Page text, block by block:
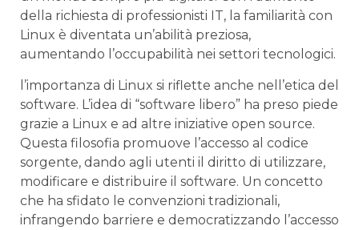
della richiesta di professionisti IT, la familiarità​ con
‍Linux è ​diventata un’abilità‌ preziosa, ​
aumentando l’occupabilità nei settori⁤ tecnologici.
l’importanza di Linux si riflette‌ anche‍ nell’etica del⁤
software. L’idea‍ di “software ‍libero” ha preso ⁣piede​
grazie⁣ a Linux​ e ad⁢ altre iniziative‌ open​ source.
Questa ‌filosofia promuove l’accesso al codice
sorgente, dando agli utenti il diritto di utilizzare,
‍modificare ⁤e distribuire il software.⁤ Un concetto
che​ ha sfidato le convenzioni tradizionali,
infrangendo barriere⁤ e democratizzando l’accesso